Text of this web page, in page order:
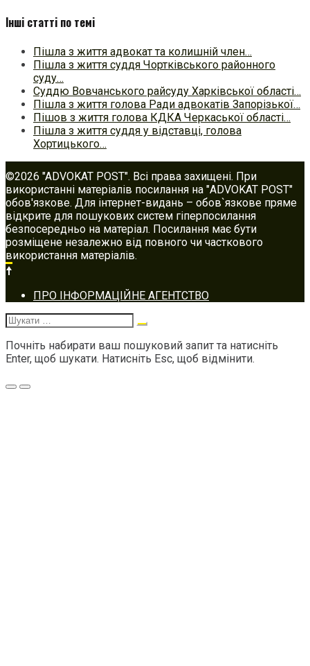
Інші статті по темі
Пішла з життя адвокат та колишній член…
Пішла з життя суддя Чортківського районного
суду…
Суддю Вовчанського райсуду Харківської області…
Пішла з життя голова Ради адвокатів Запорізької…
Пішов з життя голова КДКА Черкаської області…
Пішла з життя суддя у відставці, голова
Хортицького…
©2026 "ADVOKAT POST". Всі права захищені. При
використанні матеріалів посилання на "ADVOKAT POST"
обов'язкове. Для інтернет-видань – обов`язкове пряме
відкрите для пошукових систем гіперпосилання
безпосередньо на матеріал. Посилання має бути
розміщене незалежно від повного чи часткового
використання матеріалів.
Footer
navigation
ПРО ІНФОРМАЦІЙНЕ АГЕНТСТВО
Шукати:
Почніть набирати ваш пошуковий запит та натисніть
Enter, щоб шукати. Натисніть Esc, щоб відмінити.
Меню